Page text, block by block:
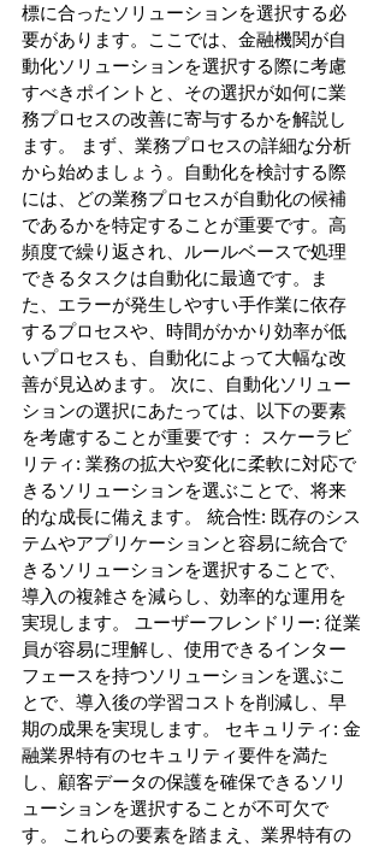
標に合ったソリューションを選択する必
要があります。ここでは、金融機関が自
動化ソリューションを選択する際に考慮
すべきポイントと、その選択が如何に業
務プロセスの改善に寄与するかを解説し
ます。 まず、業務プロセスの詳細な分析
から始めましょう。自動化を検討する際
には、どの業務プロセスが自動化の候補
であるかを特定することが重要です。高
頻度で繰り返され、ルールベースで処理
できるタスクは自動化に最適です。ま
た、エラーが発生しやすい手作業に依存
するプロセスや、時間がかかり効率が低
いプロセスも、自動化によって大幅な改
善が見込めます。 次に、自動化ソリュー
ションの選択にあたっては、以下の要素
を考慮することが重要です： スケーラビ
リティ: 業務の拡大や変化に柔軟に対応で
きるソリューションを選ぶことで、将来
的な成長に備えます。 統合性: 既存のシス
テムやアプリケーションと容易に統合で
きるソリューションを選択することで、
導入の複雑さを減らし、効率的な運用を
実現します。 ユーザーフレンドリー: 従業
員が容易に理解し、使用できるインター
フェースを持つソリューションを選ぶこ
とで、導入後の学習コストを削減し、早
期の成果を実現します。 セキュリティ: 金
融業界特有のセキュリティ要件を満た
し、顧客データの保護を確保できるソリ
ューションを選択することが不可欠で
す。 これらの要素を踏まえ、業界特有の